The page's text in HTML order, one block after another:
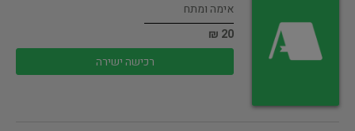
אימה ומתח
20 ₪
רכישה ישירה